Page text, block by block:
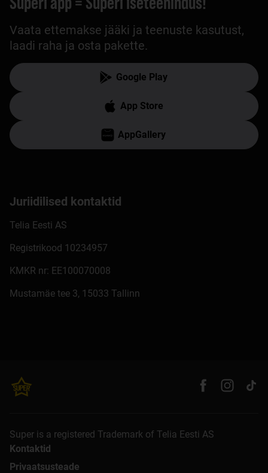
Vaata ettemakse jääki ja teenuste kasutust,
laadi raha ja osta pakette.
Google Play
App Store
AppGallery
Juriidilised kontaktid
Telia Eesti AS
Registrikood 10234957
KMKR nr: EE100070008
Mustamäe tee 3, 15033 Tallinn
Super is a registered Trademark of Telia Eesti AS
Kontaktid
Privaatsusteade